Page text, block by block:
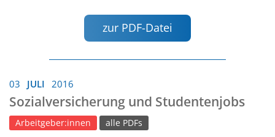
zur PDF-Datei
03 JULI 2016
Sozialversicherung und Studentenjobs
Arbeitgeber:innen alle PDFs